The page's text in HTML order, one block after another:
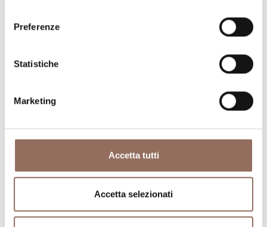
Preferenze
Statistiche
Marketing
Accetta tutti
Accetta selezionati
Dove dormire Dove mangiare
Registro
Servizi